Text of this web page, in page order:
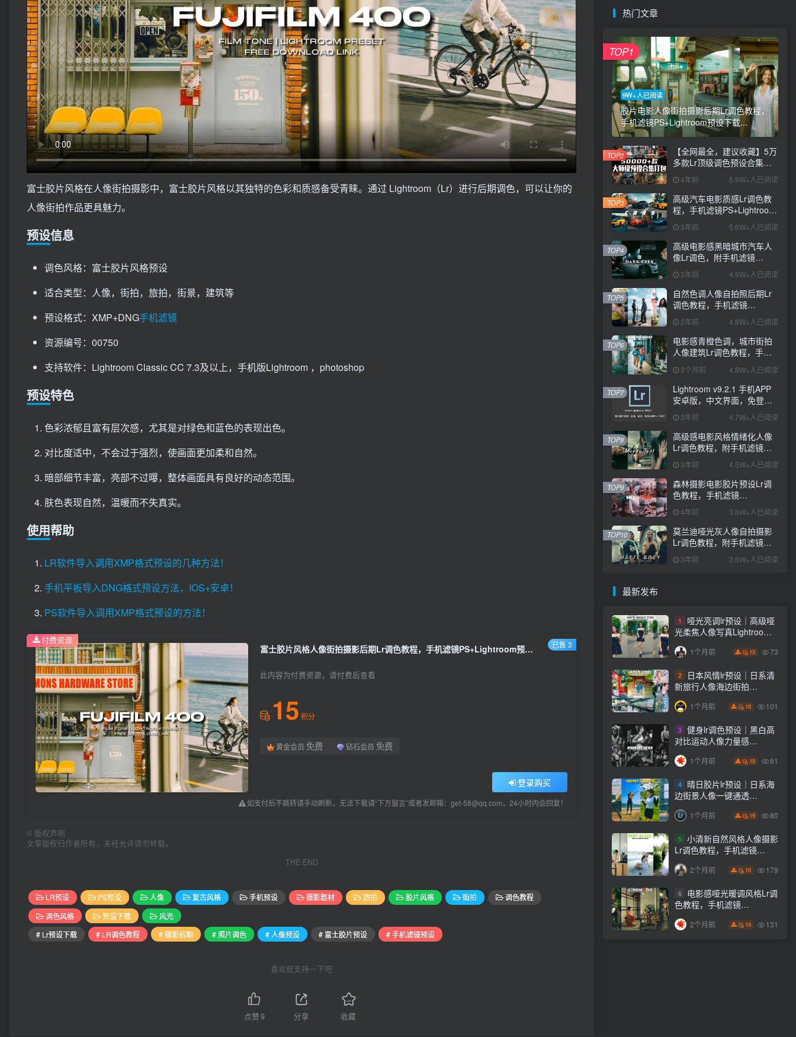
富士胶片风格在人像街拍摄影中，富士胶片风格以其独特的色彩和质感备受青睐。通过 Lightroom（Lr）进行后期调色，可以让你的
人像街拍作品更具魅力。
预设信息
调色风格：富士胶片风格预设
适合类型：人像，街拍，旅拍，街景，建筑等
预设格式：XMP+DNG手机滤镜
资源编号：00750
支持软件：Lightroom Classic CC 7.3及以上，手机版Lightroom ，photoshop
预设特色
色彩浓郁且富有层次感，尤其是对绿色和蓝色的表现出色。
对比度适中，不会过于强烈，使画面更加柔和自然。
暗部细节丰富，亮部不过曝，整体画面具有良好的动态范围。
肤色表现自然，温暖而不失真实。
使用帮助
LR软件导入调用XMP格式预设的几种方法！
手机平板导入DNG格式预设方法，IOS+安卓！
PS软件导入调用XMP格式预设的方法！
富士胶片风格人像街拍摄影后期Lr调色教程，手机滤镜PS+Lightroom预设下载！
此内容为付费资源，请付费后查看
15 积分
黄金会员 免费 钻石会员 免费
登录购买
如支付后不跳转请手动刷新，无法下载请“下方留言”或者发邮箱：get-58@qq.com，24小时内会回复！
付费资源 已售 3
© 版权声明
文章版权归作者所有，未经允许请勿转载。
THE END
LR预设 PS预设 人像 复古风格 手机预设 摄影题材 旅拍 胶片风格 街拍
调色教程
调色风格
预设下载
风光
# Lr预设下载
# LR调色教程 # 摄影后期 # 照片调色 # 人像预设 # 富士胶片预设 # 手机滤镜预设
喜欢就支持一下吧
点赞9 分享 收藏
热门文章
9W+人已阅读
胶片电影人像街拍摄影后期Lr调色教程，
手机滤镜PS+Lightroom预设下载...
TOP1
【全网最全，建议收藏】5万
多款Lr顶级调色预设合集，
精心整理，分类清晰，摄影
师调色师必备素材，够用一
辈子！
4年前 5.9W+人已阅读
TOP2
高级汽车电影质感Lr调色教
程，手机滤镜PS+Lightroom
预设下载！
3年前 5.6W+人已阅读
TOP3
高级电影感黑暗城市汽车人
像Lr调色，附手机滤镜
PS+Lightroom预设下载！
3年前 4.9W+人已阅读
TOP4
自然色调人像自拍照后期Lr
调色教程，手机滤镜
PS+Lightroom预设下载！
2年前 4.8W+人已阅读
TOP5
电影感青橙色调，城市街拍
人像建筑Lr调色教程，手机
滤镜PS+Lightroom预设下
载！3个月前 4.8W+人已阅读
TOP6
Lightroom v9.2.1 手机APP
安卓版，中文界面，免登录
直接激活破解版！
3年前 4.7W+人已阅读
TOP7
高级感电影风格情绪化人像
Lr调色教程，附手机滤镜
PS+Lightroom预设下载！
3年前 4.5W+人已阅读
TOP8
森林摄影电影胶片预设Lr调
色教程，手机滤镜
Lightroom+Ps预设下载！
4年前 3.6W+人已阅读
TOP9
莫兰迪哑光灰人像自拍摄影
Lr调色教程，附手机滤镜
PS+Lightroom预设下载！
3年前 3.6W+人已阅读
TOP10
最新发布
1
哑光亮调lr预设｜高级哑
光柔焦人像写真Lightroom
下载lr调色风格
1个月前 15 73
2
日本风情lr预设｜日系清
新旅行人像海边街拍
Lightroom下载lr调色风格
1个月前 15 101
3 健身lr调色预设｜黑白高
对比运动人像力量感
Lightroom下载lr预设风格
1个月前 15 61
4
晴日胶片lr预设｜日系海
边街景人像一键通透
Lightroom下载lr调色风格
1个月前 15 80
5 小清新自然风格人像摄影
Lr调色教程，手机滤镜
PS+Lightroom预设下载！
2个月前 15 179
6
电影感哑光暖调风格Lr调
色教程，手机滤镜
PS+Lightroom预设下载！
2个月前 15 131